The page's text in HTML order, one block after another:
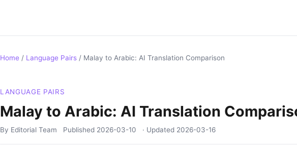
Home / Language Pairs / Malay to Arabic: AI Translation Comparison
LANGUAGE PAIRS
Malay to Arabic: AI Translation
By Editorial Team Published 2026-03-10 · Updated 2026-03-16